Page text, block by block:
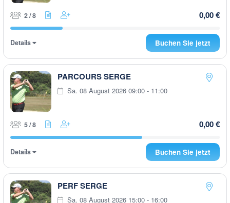
2 / 8 0,00 €
Details Buchen Sie jetzt
PARCOURS SERGE
Sa. 08 August 2026 09:00 - 11:00
5 / 8 0,00 €
Details Buchen Sie jetzt
PERF SERGE
Sa. 08 August 2026 15:00 - 16:00